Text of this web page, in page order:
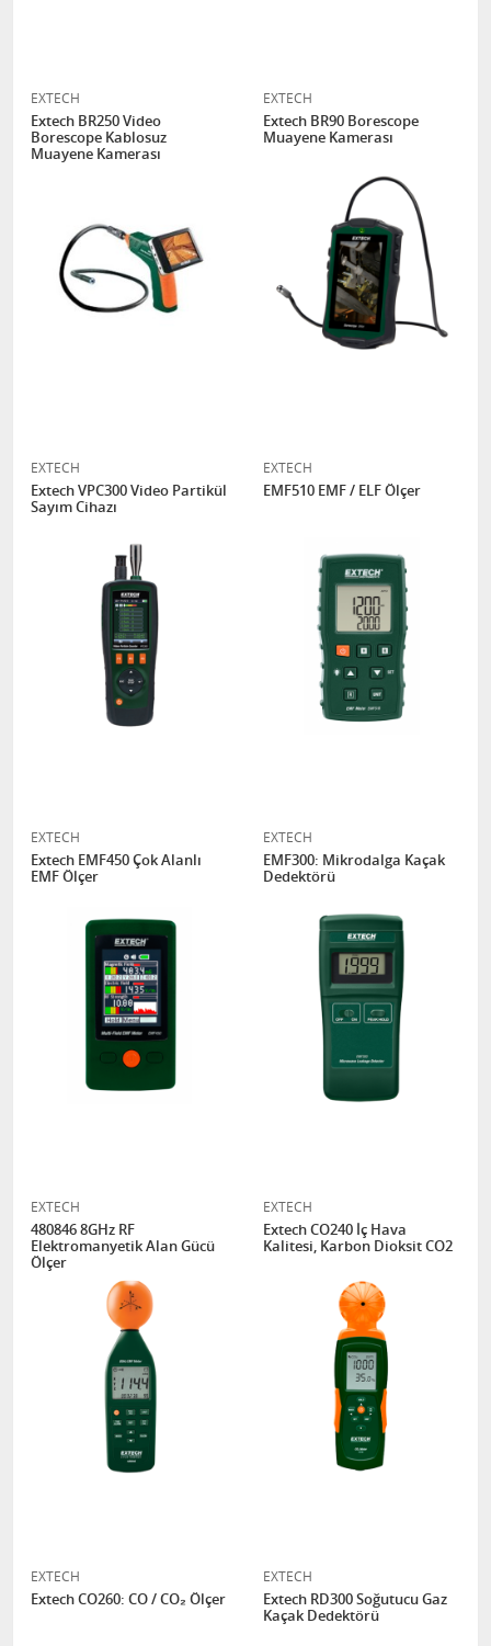
EXTECH
Extech BR250 Video
Borescope Kablosuz
Muayene Kamerası
EXTECH
Extech BR90 Borescope
Muayene Kamerası
EXTECH
Extech VPC300 Video Partikül
Sayım Cihazı
EXTECH
EMF510 EMF / ELF Ölçer
EXTECH
Extech EMF450 Çok Alanlı
EMF Ölçer
EXTECH
EMF300: Mikrodalga Kaçak
Dedektörü
EXTECH
480846 8GHz RF
Elektromanyetik Alan Gücü
Ölçer
EXTECH
Extech CO240 İç Hava
Kalitesi, Karbon Dioksit CO2
EXTECH
Extech CO260: CO / CO₂ Ölçer
EXTECH
Extech RD300 Soğutucu Gaz
Kaçak Dedektörü